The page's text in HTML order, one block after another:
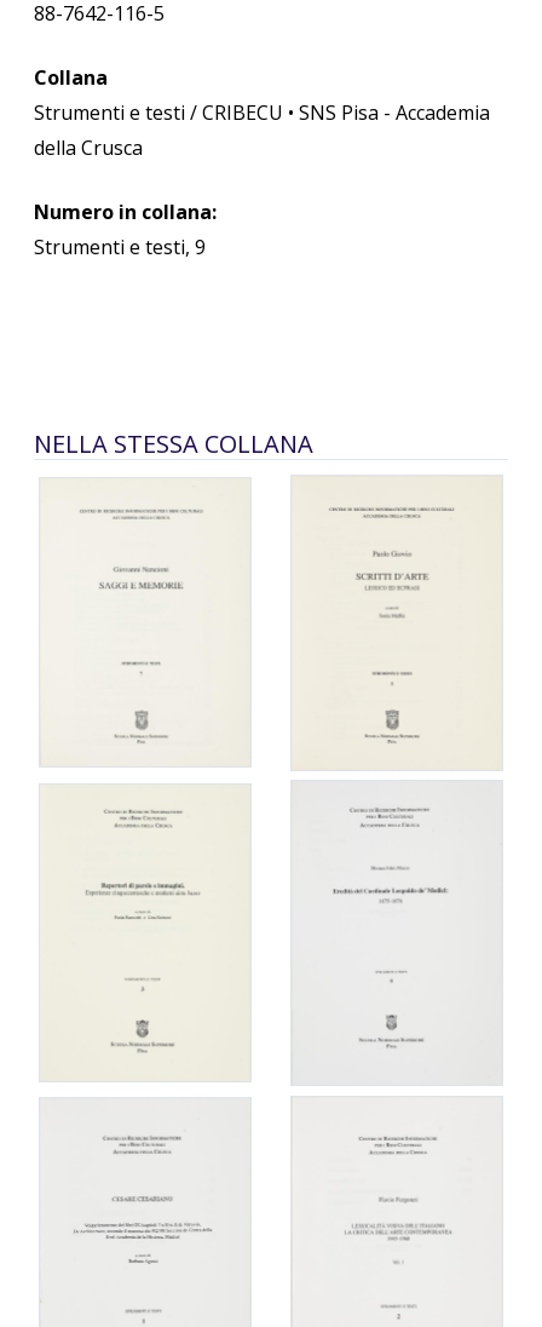
88-7642-116-5
Collana
Strumenti e testi / CRIBECU • SNS Pisa - Accademia
della Crusca
Numero in collana:
Strumenti e testi, 9
NELLA STESSA COLLANA